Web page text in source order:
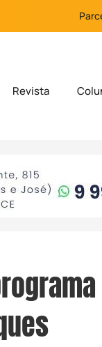
Revista